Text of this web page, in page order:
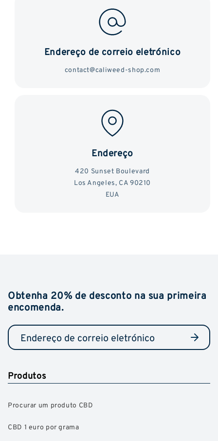
Endereço de correio eletrónico
contact@caliweed-shop.com
Endereço
420 Sunset Boulevard
Los Angeles, CA 90210
EUA
Obtenha 20% de desconto na sua primeira
encomenda.
Produtos
Procurar um produto CBD
CBD 1 euro por grama